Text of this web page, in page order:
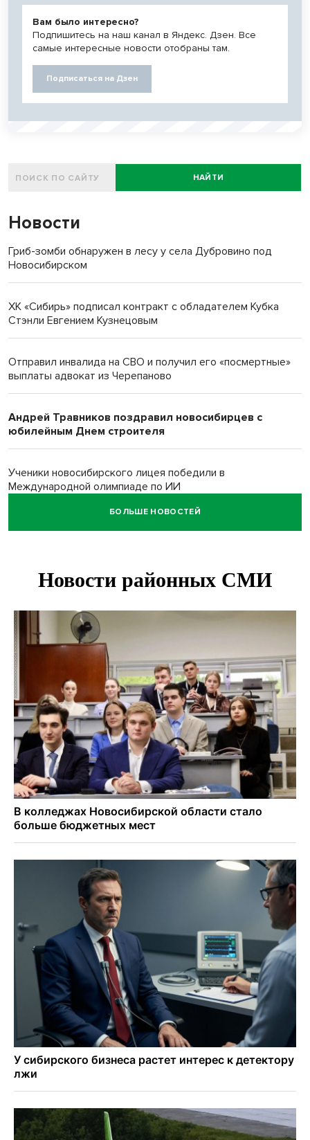
Вам было интересно?
Подпишитесь на наш канал в Яндекс. Дзен. Все
самые интересные новости отобраны там.
Подписаться на Дзен
НАЙТИ
Новости
Гриб-зомби обнаружен в лесу у села Дубровино под
Новосибирском
ХК «Сибирь» подписал контракт с обладателем Кубка
Стэнли Евгением Кузнецовым
Отправил инвалида на СВО и получил его «посмертные»
выплаты адвокат из Черепаново
Андрей Травников поздравил новосибирцев с
юбилейным Днем строителя
Ученики новосибирского лицея победили в
Международной олимпиаде по ИИ
БОЛЬШЕ НОВОСТЕЙ